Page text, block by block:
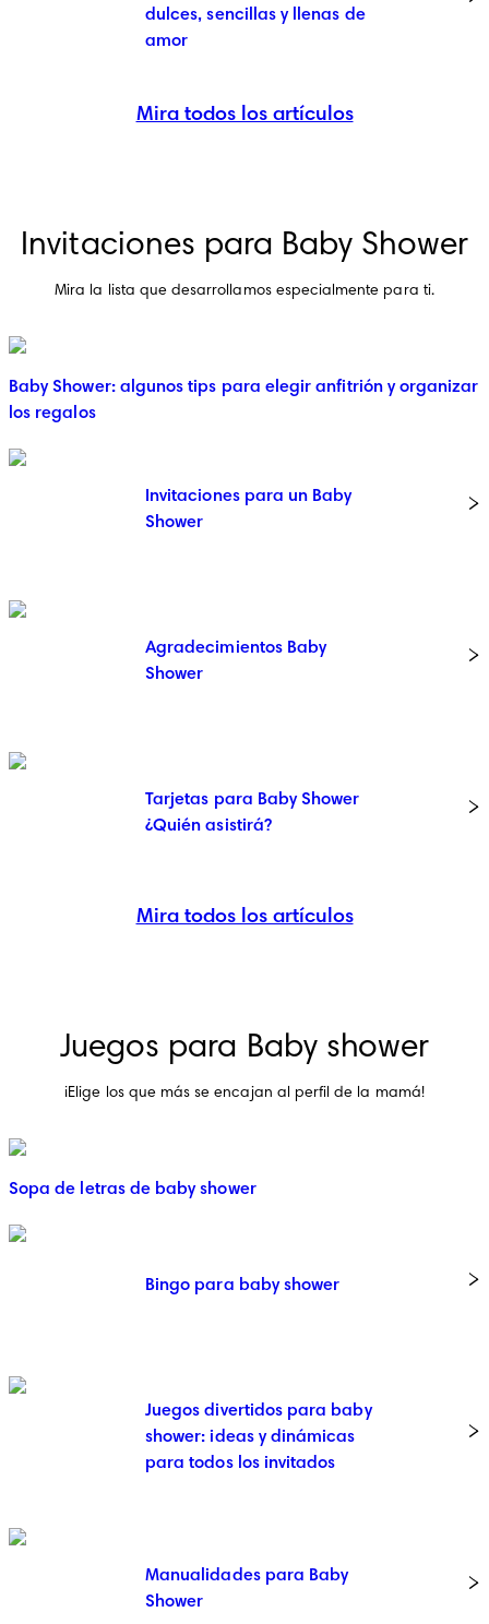
dulces, sencillas y llenas de
amor
Mira todos los artículos
Invitaciones para Baby Shower
Mira la lista que desarrollamos especialmente para ti.
Baby Shower: algunos tips para elegir anfitrión y organizar
los regalos
Invitaciones para un Baby
Shower
Agradecimientos Baby
Shower
Tarjetas para Baby Shower
¿Quién asistirá?
Mira todos los artículos
Juegos para Baby shower
¡Elige los que más se encajan al perfil de la mamá!
Sopa de letras de baby shower
Bingo para baby shower
Juegos divertidos para baby
shower: ideas y dinámicas
para todos los invitados
Manualidades para Baby
Shower